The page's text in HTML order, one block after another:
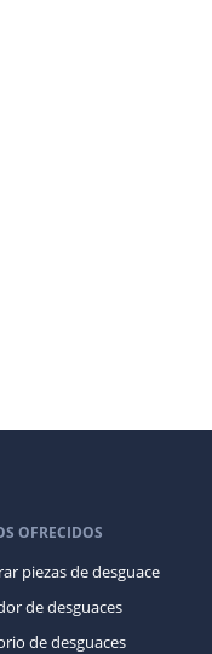
OFRECIDOS
piezas de desguace
de desguaces
de desguaces